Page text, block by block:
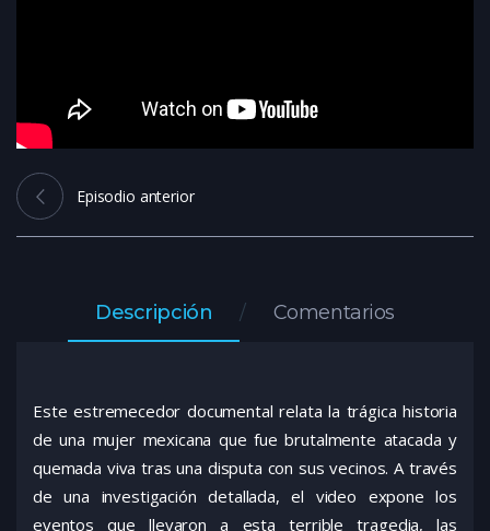
Episodio anterior
Descripción Comentarios
Este estremecedor documental relata la trágica historia
de una mujer mexicana que fue brutalmente atacada y
quemada viva tras una disputa con sus vecinos. A través
de una investigación detallada, el video expone los
eventos que llevaron a esta terrible tragedia, las